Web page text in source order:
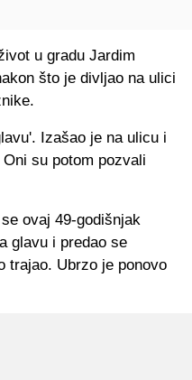
u gradu Jardim
što je divljao na ulici
Izašao je na ulicu i
su potom pozvali
ovaj 49-godišnjak
glavu i predao se
trajao. Ubrzo je ponovo